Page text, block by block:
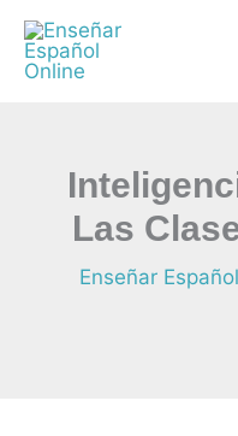
Skip
content
Las
Enseñar
Ventajas
y
Cómo
crear
de
estudiantes